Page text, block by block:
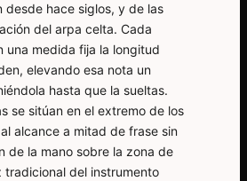
desde hace siglos, y de las
del arpa celta. Cada
una medida fija la longitud
elevando esa nota un
hasta que la sueltas.
se sitúan en el extremo de los
alcance a mitad de frase sin
de la mano sobre la zona de
tradicional del instrumento